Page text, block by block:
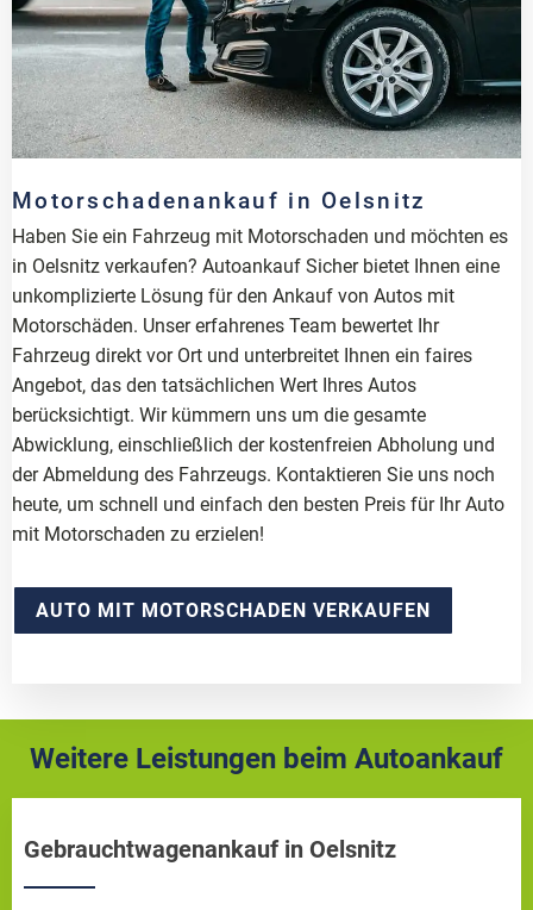
Motorschadenankauf in Oelsnitz
Haben Sie ein Fahrzeug mit Motorschaden und möchten es
in Oelsnitz verkaufen? Autoankauf Sicher bietet Ihnen eine
unkomplizierte Lösung für den Ankauf von Autos mit
Motorschäden. Unser erfahrenes Team bewertet Ihr
Fahrzeug direkt vor Ort und unterbreitet Ihnen ein faires
Angebot, das den tatsächlichen Wert Ihres Autos
berücksichtigt. Wir kümmern uns um die gesamte
Abwicklung, einschließlich der kostenfreien Abholung und
der Abmeldung des Fahrzeugs. Kontaktieren Sie uns noch
heute, um schnell und einfach den besten Preis für Ihr Auto
mit Motorschaden zu erzielen!
AUTO MIT MOTORSCHADEN VERKAUFEN
Weitere Leistungen beim Autoankauf
Gebrauchtwagenankauf in Oelsnitz